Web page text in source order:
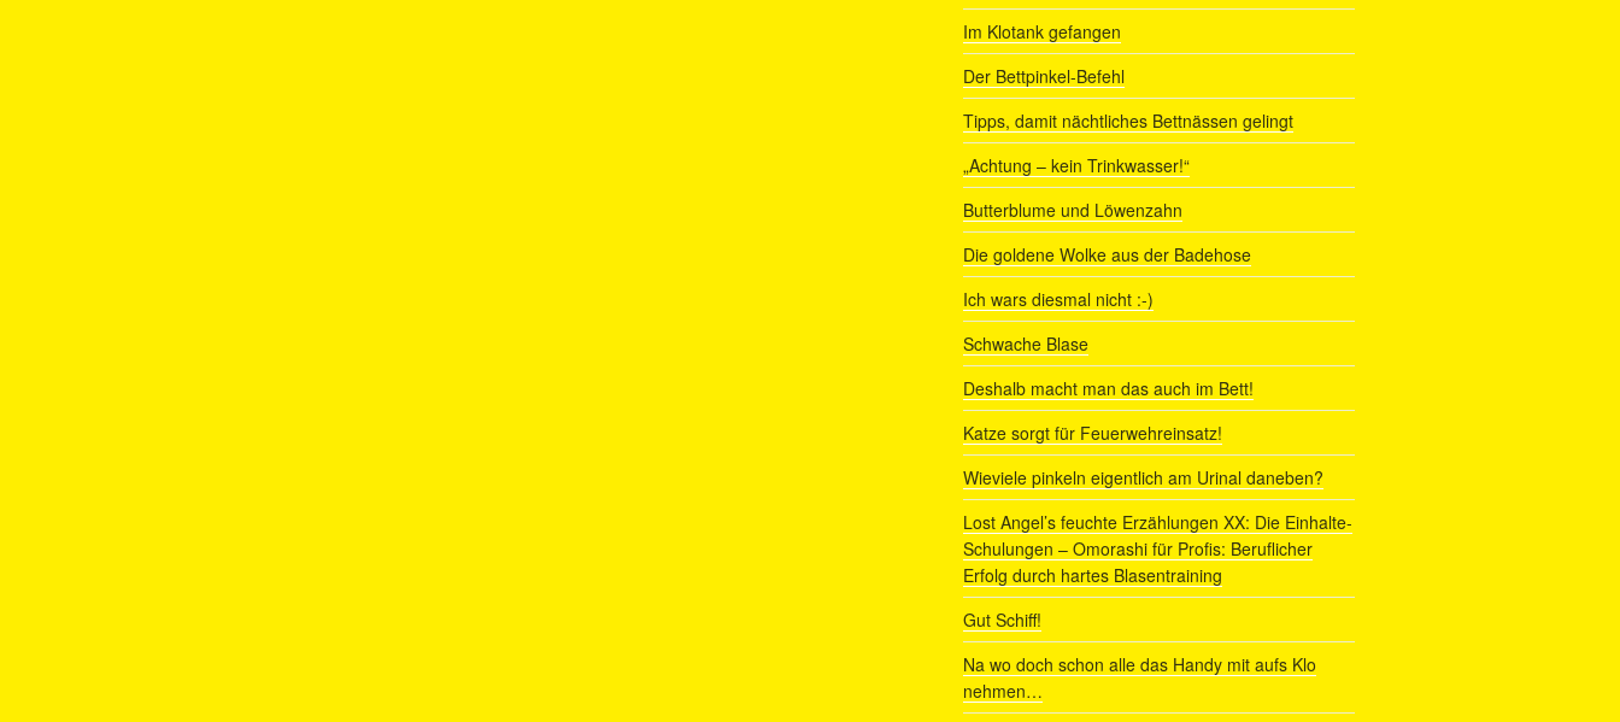
Im Klotank gefangen
Der Bettpinkel-Befehl
Tipps, damit nächtliches Bettnässen gelingt
„Achtung – kein Trinkwasser!“
Butterblume und Löwenzahn
Die goldene Wolke aus der Badehose
Ich wars diesmal nicht :-)
Schwache Blase
Deshalb macht man das auch im Bett!
Katze sorgt für Feuerwehreinsatz!
Wieviele pinkeln eigentlich am Urinal daneben?
Lost Angel’s feuchte Erzählungen XX: Die Einhalte-
Schulungen – Omorashi für Profis: Beruflicher
Erfolg durch hartes Blasentraining
Gut Schiff!
Na wo doch schon alle das Handy mit aufs Klo
nehmen…